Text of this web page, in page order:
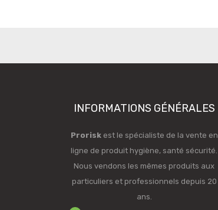
INFORMATIONS GÉNÉRALES
Proriskest le spécialiste de la vente en
ligne de produit hygiène, santé sécurité.
Nous vendons les mêmes produits aux
particuliers et professionnels depuis 20
ans.